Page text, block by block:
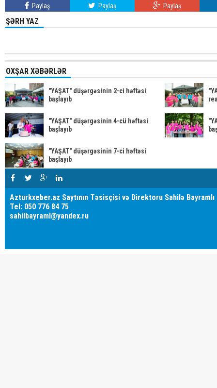
Paylaş Paylaş Paylaş
ŞƏRH YAZ
OXŞAR XƏBƏRLƏR
"YAŞAT" düşərgəsinin 2-ci həftəsi
başlayıb
"YAŞAT" düşərgəsinin 4-cü həftəsi
başlayıb
"YAŞAT" düşərgəsinin 7-ci həftəsi
başlayıb
Azturkxeber.az Saytının Təsisçisi və Direktoru Sahilə Bayramlı
Tel: 050 776 84 75
sahilbayraml@yandex.ru